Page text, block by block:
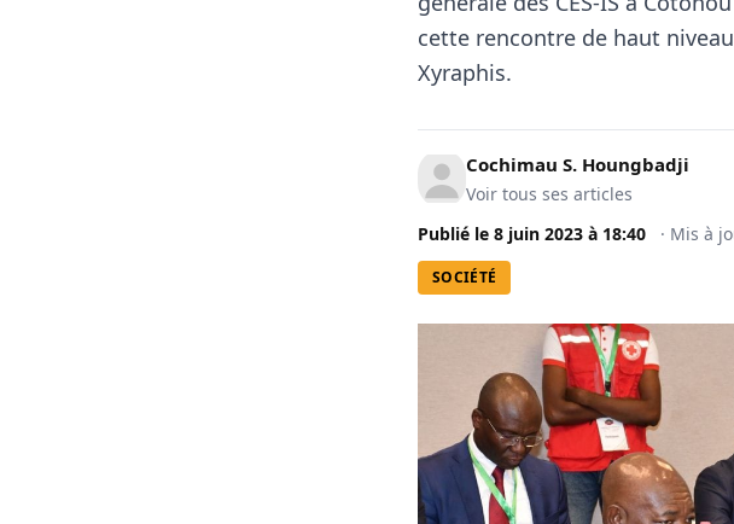
cette rencontre de haut
Xyraphis.
Cochimau S. Houngbadji
Voir tous ses articles
Publié le 8 juin 2023 à 18:40 · Mis à
SOCIÉTÉ